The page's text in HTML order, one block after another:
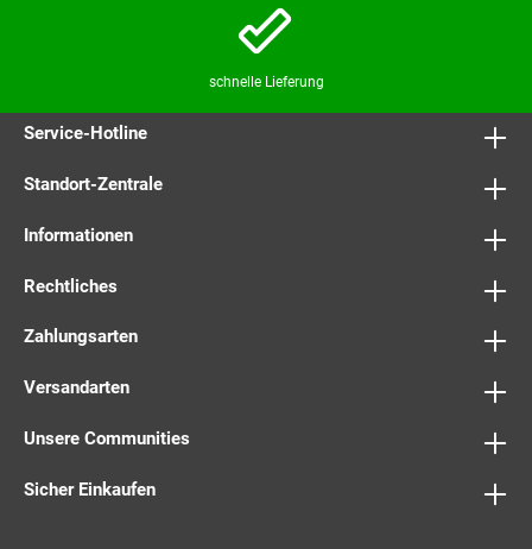
schnelle Lieferung
Service-Hotline
Standort-Zentrale
Informationen
Rechtliches
Zahlungsarten
Versandarten
Unsere Communities
Sicher Einkaufen